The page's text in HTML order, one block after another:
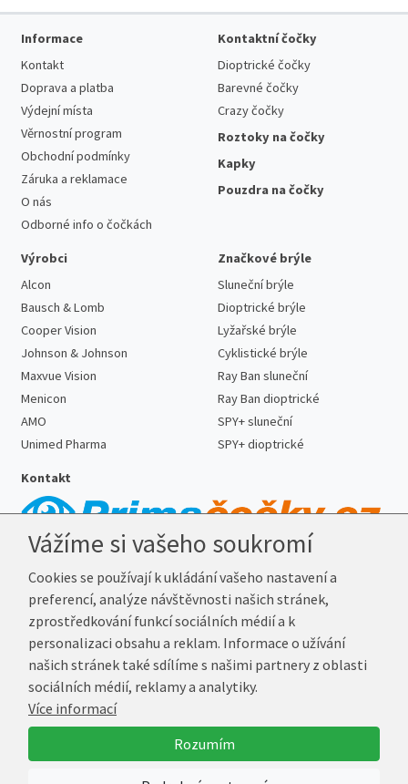
Informace
Kontakt
Doprava a platba
Výdejní místa
Věrnostní program
Obchodní podmínky
Záruka a reklamace
O nás
Odborné info o čočkách
Kontaktní čočky
Dioptrické čočky
Barevné čočky
Crazy čočky
Roztoky na čočky
Kapky
Pouzdra na čočky
Výrobci
Alcon
Bausch & Lomb
Cooper Vision
Johnson & Johnson
Maxvue Vision
Menicon
AMO
Unimed Pharma
Značkové brýle
Sluneční brýle
Dioptrické brýle
Lyžařské brýle
Cyklistické brýle
Ray Ban sluneční
Ray Ban dioptrické
SPY+ sluneční
SPY+ dioptrické
Kontakt
E-mail:info@prima-cocky.cz
Reklamační adresa
Andrea Votavová
Revoluční 1017
290 01 Poděbrady
© 2026 Prima-Čočky.cz
VytvořilMarek Kebza
Vážíme si vašeho soukromí
Cookies se používají k ukládání vašeho nastavení a
preferencí, analýze návštěvnosti našich stránek,
zprostředkování funkcí sociálních médií a k
personalizaci obsahu a reklam. Informace o užívání
našich stránek také sdílíme s našimi partnery z oblasti
sociálních médií, reklamy a analytiky.
Více informací
Rozumím